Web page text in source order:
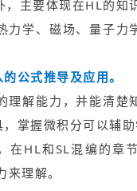
主要体现在HL的知
力学、磁场、量子力
公式推导及应用。
理解能力，并能清楚
掌握微积分可以辅助
在HL和SL混编的章
理解。